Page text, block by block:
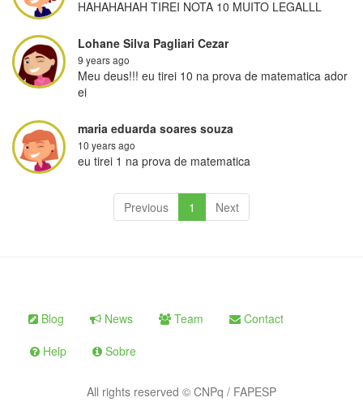
HAHAHAHAH TIREI NOTA 10 MUITO LEGALLL
Lohane Silva Pagliari Cezar
9 years ago
Meu deus!!! eu tirei 10 na prova de matematica ador
ei
maria eduarda soares souza
10 years ago
eu tirei 1 na prova de matematica
Previous 1 Next
Blog News Team
Contact
Help
Sobre
All rights reserved © CNPq / FAPESP